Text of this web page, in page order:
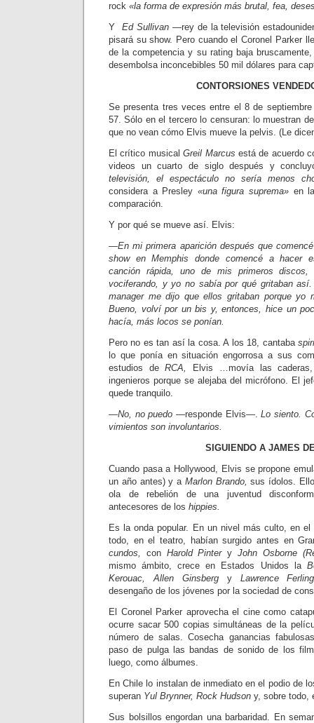
rock «la forma de expresión más brutal, fea,
Y Ed Sullivan—rey de la televisión
pisará su show. Pero cuando el Coronel Parker
de la competencia y su rating baja
de­sembolsa inconcebibles 50 mil dólares para
CONTORSIONES
Se presenta tres veces entre el 8 de
57. Sólo en el tercero lo censuran: lo mues­tran
que no vean cómo Elvis mueve la pelvis. (Le
El crítico musicalGreil Marcus está de acuerdo
videos un cuarto de siglo después y
televisión, el espectáculo no sería menos
considera a Presley «una fi­gura suprema» en
comparación.
Y por qué se mueve así. Elvis:
—En mi primera aparición después que
show en Memphis donde comencé a hacer
canción rápida, uno de mis primeros
vociferando, y yo no sabía por qué gritaban
manager me dijo que ellos gritaban porque yo
Bueno, volví por un bis y, entonces, hice un
hacía, más locos se ponían.
Pero no es tan así la cosa. A los 18, cantaba
lo que ponía en situación engorrosa a sus
estudios deRCA,
Elvis …movía las
ingenieros porque se ale­jaba del micrófono. El
quede tranquilo.
—No, no puedo —responde Elvis—.Lo siento.
vimientos son involuntarios.
SIGUIENDO A JAMES
Cuando pasa a Hollywood, Elvis se propone
un año antes) y a Marlon Brando,sus ídolos.
ola de rebelión de una juventud
antecesores de los hippies.
Es la onda popular. En un nivel más culto, en
todo, en el teatro, habían surgido antes en
cundos,
con Harold PinteryJohn Osborne
mismo ámbito, crece en Estados Unidos la
Kerouac, Allen Ginsbergy Lawrence
desengaño de los jóvenes por la sociedad de
El Coronel Parker aprovecha el ci­ne como
ocurre sacar 500 copias simultáneas de la
nú­mero de salas. Cosecha ganancias
paso de pulga las bandas de sonido de los
luego, como álbumes.
En Chile lo instalan de inmediato en el podio de
superan Yul Brynner, Rock Hudson y, sobre todo,
Sus bolsillos engordan una barba­ridad. En